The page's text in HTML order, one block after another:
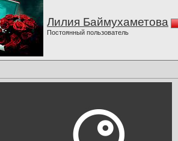
Лилия Баймухаметова
Постоянный пользователь